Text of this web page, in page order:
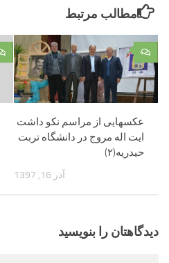
مطالب مرتبط
۰
عکسهایی از مراسم نکو داشت
ایت اله مروج در دانشگاه تربت
حیدریه(۲)
آذر 16, 1397
دیدگاهتان را بنویسید